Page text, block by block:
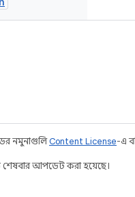
নমুনাগুলিContent License-এ
আপডেট করা হয়েছে।